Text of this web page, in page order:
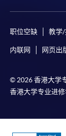
职位空缺 教学/
内联网 网页出
© 2026 香港大学
香港大学专业进